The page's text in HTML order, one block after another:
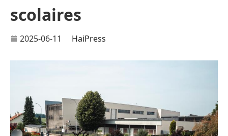
scolaires
2025-06-11 HaiPress